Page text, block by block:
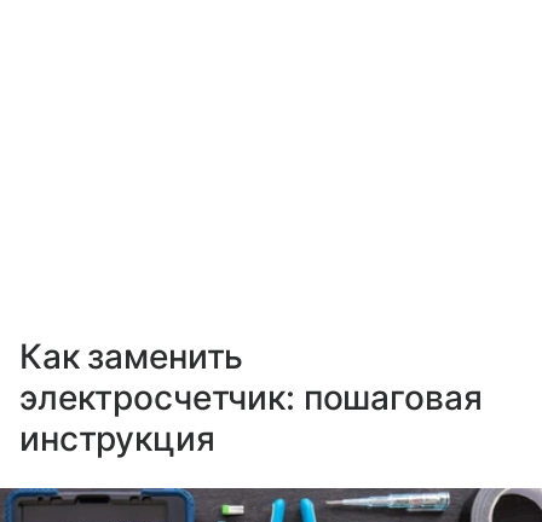
Как заменить
электросчетчик: пошаговая
инструкция